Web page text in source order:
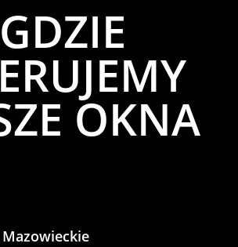
GDZIE
OKNA